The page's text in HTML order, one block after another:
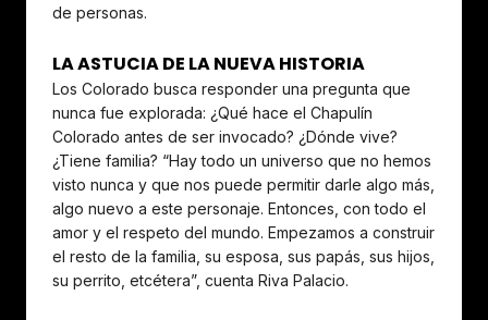
de personas.
LA ASTUCIA DE LA NUEVA HISTORIA
Los Colorado busca responder una pregunta que
nunca fue explorada: ¿Qué hace el Chapulín
Colorado antes de ser invocado? ¿Dónde vive?
¿Tiene familia? “Hay todo un universo que no hemos
visto nunca y que nos puede permitir darle algo más,
algo nuevo a este personaje. Entonces, con todo el
amor y el respeto del mundo. Empezamos a construir
el resto de la familia, su esposa, sus papás, sus hijos,
su perrito, etcétera”, cuenta Riva Palacio.